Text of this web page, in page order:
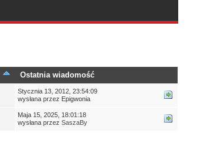
Ostatnia wiadomość
Stycznia 13, 2012, 23:54:09
wysłana przez Epigwonia
Maja 15, 2025, 18:01:18
wysłana przezSaszaBy